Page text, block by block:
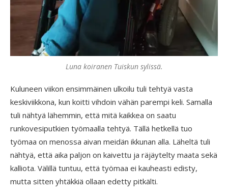
Luna koiranen Tuiskun sylissä.
Kuluneen viikon ensimmäinen ulkoilu tuli tehtyä vasta
keskiviikkona, kun koitti vihdoin vähän parempi keli. Samalla
tuli nähtyä lähemmin, että mitä kaikkea on saatu
runkovesiputkien työmaalla tehtyä. Tällä hetkellä tuo
työmaa on menossa aivan meidän ikkunan alla. Läheltä tuli
nähtyä, että aika paljon on kaivettu ja räjäytelty maata sekä
kalliota. Välillä tuntuu, että työmaa ei kauheasti edisty,
mutta sitten yhtäkkiä ollaan edetty pitkälti.